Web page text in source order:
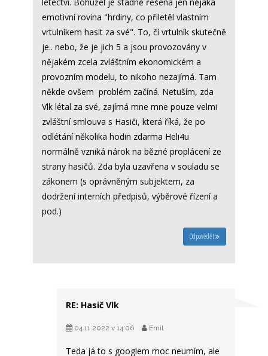
emotivní rovina "hrdiny, co přiletěl vlastním
vrtulníkem hasit za své". To, čí vrtulník skutečně
je.. nebo, že je jich 5 a jsou provozovány v
nějakém zcela zvláštním ekonomickém a
provozním modelu, to nikoho nezajímá. Tam
někde ovšem problém začíná. Netuším, zda
Vlk létal za své, zajímá mne mne pouze velmi
zvláštní smlouva s Hasiči, která říká, že po
odlétání několika hodin zdarma Heli4u
normálně vzniká nárok na bězné proplácení ze
strany hasičů. Zda byla uzavřena v souladu se
zákonem (s oprávněným subjektem, za
dodržení interních předpisů, výběrové řízení a
pod.)
Odpovědět
RE: Hasič Vlk
04.11.2022 v 14:06 Emil
Teda já to s googlem moc neumím, ale